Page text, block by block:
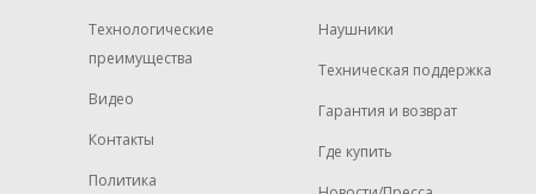
Технологические
преимущества
Видео
Контакты
Политика
Наушники
Техническая поддержка
Гарантия и возврат
Где купить